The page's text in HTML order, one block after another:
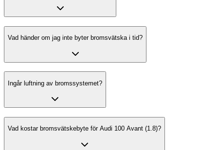
Vad händer om jag inte byter bromsvätska i tid?
Ingår luftning av bromssystemet?
Vad kostar bromsvätskebyte för Audi 100 Avant (1.8)?